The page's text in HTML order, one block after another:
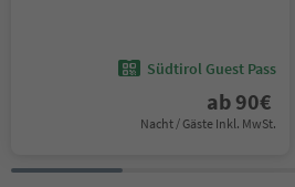
Südtirol Guest Pass
ab 90€
Nacht / Gäste Inkl. MwSt.